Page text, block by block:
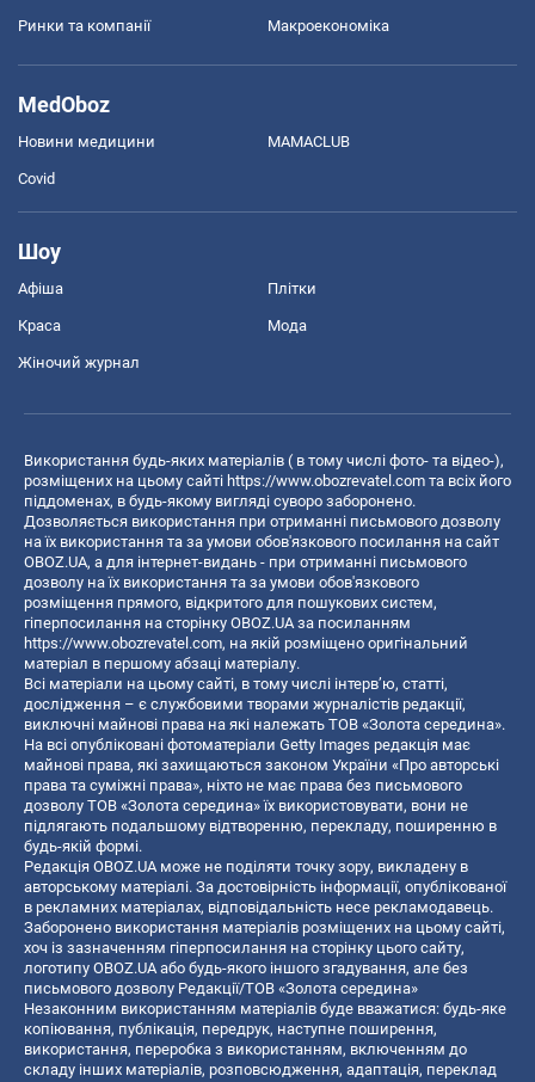
Ринки та компанії Макроекономіка
MedOboz
Новини медицини MAMACLUB
Covid
Шоу
Афіша Плітки
Краса Мода
Жіночий журнал
Використання будь-яких матеріалів ( в тому числі фото- та відео-),
розміщених на цьому сайті https://www.obozrevatel.com та всіх його
піддоменах, в будь-якому вигляді суворо заборонено.
Дозволяється використання при отриманні письмового дозволу
на їх використання та за умови обов'язкового посилання на сайт
OBOZ.UA, а для інтернет-видань - при отриманні письмового
дозволу на їх використання та за умови обов'язкового
розміщення прямого, відкритого для пошукових систем,
гіперпосилання на сторінку OBOZ.UA за посиланням
https://www.obozrevatel.com, на якій розміщено оригінальний
матеріал в першому абзаці матеріалу.
Всі матеріали на цьому сайті, в тому числі інтерв’ю, статті,
дослідження – є службовими творами журналістів редакції,
виключні майнові права на які належать ТОВ «Золота середина».
На всі опубліковані фотоматеріали Getty Images редакція має
майнові права, які захищаються законом України «Про авторські
права та суміжні права», ніхто не має права без письмового
дозволу ТОВ «Золота середина» їх використовувати, вони не
підлягають подальшому відтворенню, перекладу, поширенню в
будь-якій формі.
Редакція OBOZ.UA може не поділяти точку зору, викладену в
авторському матеріалі. За достовірність інформації, опублікованої
в рекламних матеріалах, відповідальність несе рекламодавець.
Заборонено використання матеріалів розміщених на цьому сайті,
хоч із зазначенням гіперпосилання на сторінку цього сайту,
логотипу OBOZ.UA або будь-якого іншого згадування, але без
письмового дозволу Редакції/ТОВ «Золота середина»
Незаконним використанням матеріалів буде вважатися: будь-яке
копiювання, публiкацiя, передрук, наступне поширення,
використання, переробка з використанням, включенням до
складу інших матеріалів, розповсюдження, адаптація, переклад